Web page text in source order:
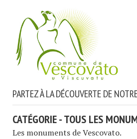
PARTEZ À LA DÉCOUVERTE DE
CATÉGORIE - TOUS LES
Les monuments de Vescovato.